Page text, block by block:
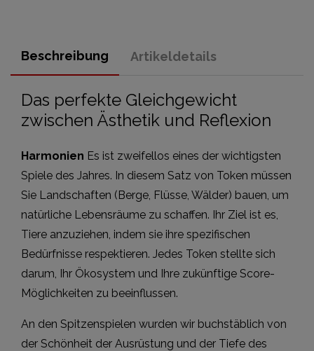
Beschreibung Artikeldetails
Das perfekte Gleichgewicht
zwischen Ästhetik und Reflexion
Harmonien Es ist zweifellos eines der wichtigsten
Spiele des Jahres. In diesem Satz von Token müssen
Sie Landschaften (Berge, Flüsse, Wälder) bauen, um
natürliche Lebensräume zu schaffen. Ihr Ziel ist es,
Tiere anzuziehen, indem sie ihre spezifischen
Bedürfnisse respektieren. Jedes Token stellte sich
darum, Ihr Ökosystem und Ihre zukünftige Score-
Möglichkeiten zu beeinflussen.
An den Spitzenspielen wurden wir buchstäblich von
der Schönheit der Ausrüstung und der Tiefe des